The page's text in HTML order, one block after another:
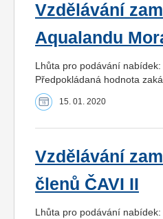
Vzdělávání
Aqualandu
Lhůta pro podávání
Předpokládaná hodnota
15. 01. 2020
Vzdělávání
členů ČAVI II
Lhůta pro podávání